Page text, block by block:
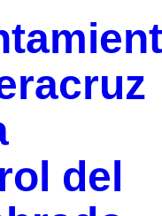
del